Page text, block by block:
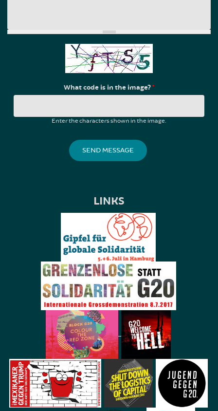
What code is in the image?*
Enter the characters shown in the image.
LINKS